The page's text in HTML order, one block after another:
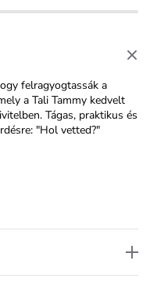
felragyogtassák a
a Tali Tammy kedvelt
Tágas, praktikus és
"Hol vetted?"